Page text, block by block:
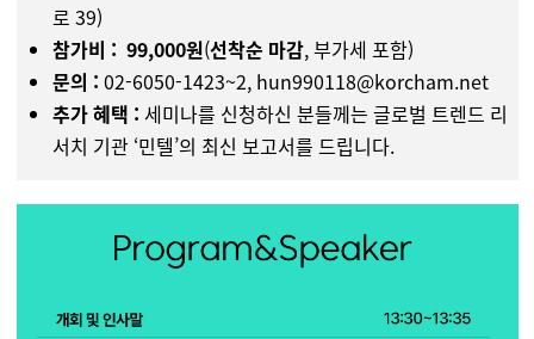
로 39)
참가비 : 99,000원(선착순 마감, 부가세 포함)
문의 : 02-6050-1423~2, hun990118@korcham.net
추가 혜택 : 세미나를 신청하신 분들께는 글로벌 트렌드 리
서치 기관 ‘민텔’의 최신 보고서를 드립니다.